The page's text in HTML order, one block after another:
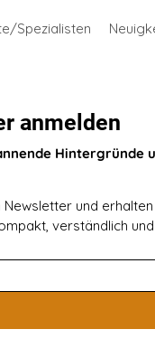
Spezialisten
anmelden
und
verständlich